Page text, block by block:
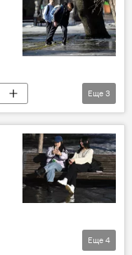
неделя
Еще 3
Еще 4